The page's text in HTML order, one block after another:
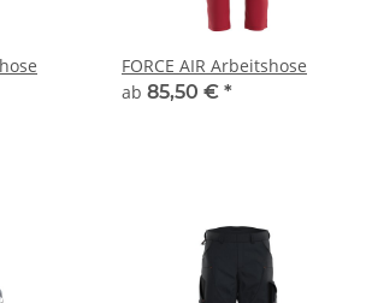
FORCE AIR Arbeitshose
ab 85,50 € *